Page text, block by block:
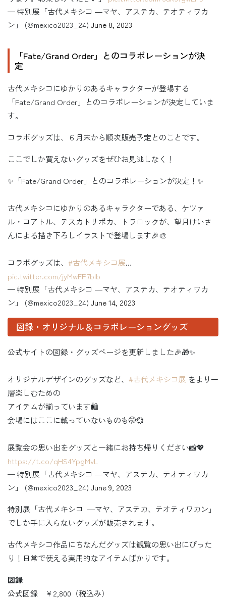
— 特別展「古代メキシコ ―マヤ、アステカ、テオティワカ
ン」 (@mexico2023_24) June 8, 2023
「Fate/Grand Order」とのコラボレーションが決
定
古代メキシコにゆかりのあるキャラクターが登場する
「Fate/Grand Order」とのコラボレーションが決定していま
す。
コラボグッズは、６月末から順次販売予定とのことです。
ここでしか買えないグッズをぜひお見逃しなく！
✨「Fate/Grand Order」とのコラボレーションが決定！✨
古代メキシコにゆかりのあるキャラクターである、ケツァ
ル・コアトル、テスカトリポカ、トラロックが、望月けいさ
んによる描き下ろしイラストで登場します🎉🎨
コラボグッズは、 #古代メキシコ展…
pic.twitter.com/jyMwFP7bIb
— 特別展「古代メキシコ ―マヤ、アステカ、テオティワカ
ン」 (@mexico2023_24) June 14, 2023
図録・オリジナル＆コラボレーショングッズ
公式サイトの図録・グッズページを更新しました🎉🎁✨
オリジナルデザインのグッズなど、 #古代メキシコ展 をより一
層楽しむための
アイテムが揃っています🛍️
会場にはここに載っていないものも🤭💞
展覧会の思い出をグッズと一緒にお持ち帰りください📸💖
https://t.co/qHS4YpgMvL
— 特別展「古代メキシコ ―マヤ、アステカ、テオティワカ
ン」 (@mexico2023_24) June 9, 2023
特別展「古代メキシコ ―マヤ、アステカ、テオティワカン」
でしか手に入らないグッズが販売されます。
古代メキシコ作品にちなんだグッズは観覧の思い出にぴった
り！日常で使える実用的なアイテムばかりです。
図録
公式図録 ￥2,800（税込み）